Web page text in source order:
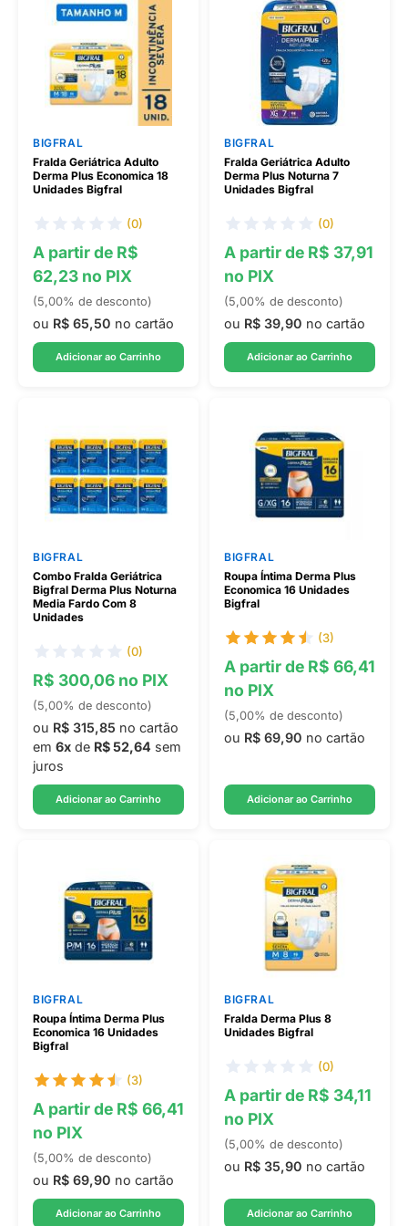
BIGFRAL
Fralda Geriátrica Adulto
Derma Plus Economica 18
Unidades Bigfral
(0)
A partir de R$
62,23 no PIX
(5,00% de desconto)
ou R$ 65,50 no cartão
Adicionar ao Carrinho
BIGFRAL
Fralda Geriátrica Adulto
Derma Plus Noturna 7
Unidades Bigfral
(0)
A partir de R$ 37,91
no PIX
(5,00% de desconto)
ou R$ 39,90 no cartão
Adicionar ao Carrinho
BIGFRAL
Combo Fralda Geriátrica
Bigfral Derma Plus Noturna
Media Fardo Com 8
Unidades
(0)
R$ 300,06 no PIX
(5,00% de desconto)
ou R$ 315,85 no cartão
em 6x de R$ 52,64 sem
juros
Adicionar ao Carrinho
BIGFRAL
Roupa Íntima Derma Plus
Economica 16 Unidades
Bigfral
(3)
A partir de R$ 66,41
no PIX
(5,00% de desconto)
ou R$ 69,90 no cartão
Adicionar ao Carrinho
BIGFRAL
Roupa Íntima Derma Plus
Economica 16 Unidades
Bigfral
(3)
A partir de R$ 66,41
no PIX
(5,00% de desconto)
ou R$ 69,90 no cartão
Adicionar ao Carrinho
BIGFRAL
Fralda Derma Plus 8
Unidades Bigfral
(0)
A partir de R$ 34,11
no PIX
(5,00% de desconto)
ou R$ 35,90 no cartão
Adicionar ao Carrinho